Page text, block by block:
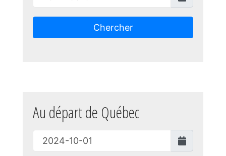
Chercher
Au départ de Québec